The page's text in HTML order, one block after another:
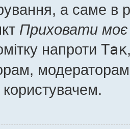
а саме в
Приховати моє
напроти Так